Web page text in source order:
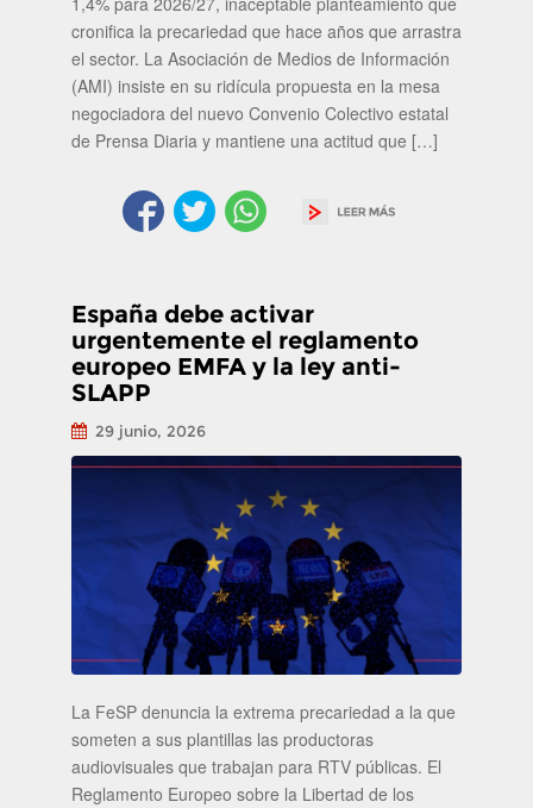
cronifica la precariedad que hace años que arrastra
el sector. La Asociación de Medios de Información
(AMI) insiste en su ridícula propuesta en la mesa
negociadora del nuevo Convenio Colectivo estatal
de Prensa Diaria y mantiene una actitud que […]
España debe activar
urgentemente el reglamento
europeo EMFA y la ley anti-
SLAPP
29 junio, 2026
La FeSP denuncia la extrema precariedad a la que
someten a sus plantillas las productoras
audiovisuales que trabajan para RTV públicas. El
Reglamento Europeo sobre la Libertad de los